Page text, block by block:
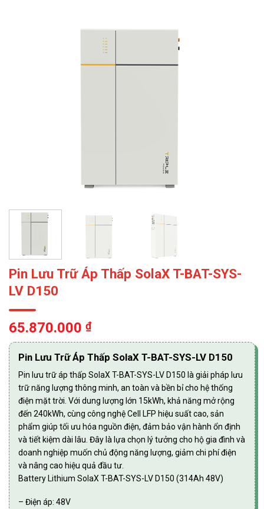
Pin Lưu Trữ Áp Thấp SolaX T-BAT-SYS-
LV D150
65.870.000 ₫
Pin Lưu Trữ Áp Thấp SolaX T-BAT-SYS-LV D150
Pin lưu trữ áp thấp SolaX T-BAT-SYS-LV D150 là giải pháp lưu
trữ năng lượng thông minh, an toàn và bền bỉ cho hệ thống
điện mặt trời. Với dung lượng lớn 15kWh, khả năng mở rộng
đến 240kWh, cùng công nghệ Cell LFP hiệu suất cao, sản
phẩm giúp tối ưu hóa nguồn điện, đảm bảo vận hành ổn định
và tiết kiệm dài lâu. Đây là lựa chọn lý tưởng cho hộ gia đình và
doanh nghiệp muốn chủ động năng lượng, giảm chi phí điện
và nâng cao hiệu quả đầu tư.
Battery Lithium SolaX T-BAT-SYS-LV D150 (314Ah 48V)
– Điện áp: 48V